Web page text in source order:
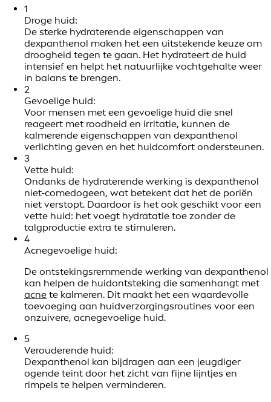
1
Droge huid:
De sterke hydraterende eigenschappen van
dexpanthenol maken het een uitstekende keuze om
droogheid tegen te gaan. Het hydrateert de huid
intensief en helpt het natuurlijke vochtgehalte weer
in balans te brengen.
2
Gevoelige huid:
Voor mensen met een gevoelige huid die snel
reageert met roodheid en irritatie, kunnen de
kalmerende eigenschappen van dexpanthenol
verlichting geven en het huidcomfort ondersteunen.
3
Vette huid:
Ondanks de hydraterende werking is dexpanthenol
niet-comedogeen, wat betekent dat het de poriën
niet verstopt. Daardoor is het ook geschikt voor een
vette huid: het voegt hydratatie toe zonder de
talgproductie extra te stimuleren.
4
Acnegevoelige huid:
De ontstekingsremmende werking van dexpanthenol
kan helpen de huidontsteking die samenhangt met
acne te kalmeren. Dit maakt het een waardevolle
toevoeging aan huidverzorgingsroutines voor een
onzuivere, acnegevoelige huid.
5
Verouderende huid:
Dexpanthenol kan bijdragen aan een jeugdiger
ogende teint door het zicht van fijne lijntjes en
rimpels te helpen verminderen.